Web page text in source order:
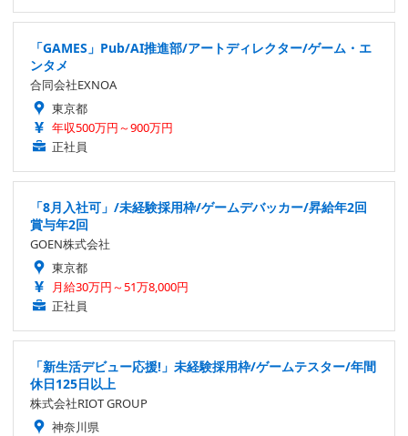
「GAMES」Pub/AI推進部/アートディレクター/ゲーム・エ
ンタメ
合同会社EXNOA
東京都
年収500万円～900万円
正社員
「8月入社可」/未経験採用枠/ゲームデバッカー/昇給年2回
賞与年2回
GOEN株式会社
東京都
月給30万円～51万8,000円
正社員
「新生活デビュー応援!」未経験採用枠/ゲームテスター/年間
休日125日以上
株式会社RIOT GROUP
神奈川県